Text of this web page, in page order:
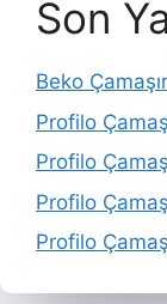
Son
Beko
Profilo
Profilo
Profilo
Profilo